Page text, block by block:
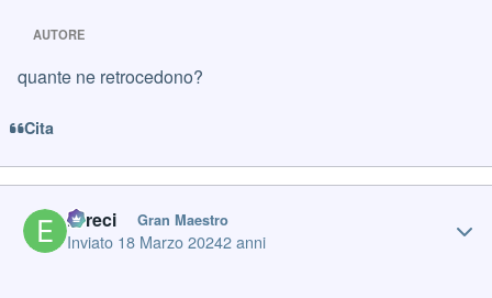
AUTORE
quante ne retrocedono?
Cita
Erreci Gran Maestro
Inviato 18 Marzo 20242 anni